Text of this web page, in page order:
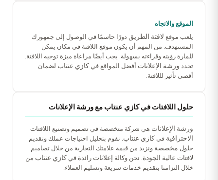
الموقع والاتجاه
يلعب موقع لافتة الطريق دورًا حاسمًا في الوصول إلى جمهورك
المستهدف. من المهم أن يكون موقع اللافتة في مكان يمكن
للمارة رؤيته وقراءته بسهولة. يجب أيضًا مراعاة ميزة توجيه اللافتة.
تحدد ورشة الإعلانات أفضل المواقع في كازي عنتاب لضمان
أقصى تأثير لللافتة.
حلول اللافتات في كازي عنتاب مع ورشة الإعلانات
ورشة الإعلانات هي شركة متخصصة في تصميم وتصنيع اللافتات
الاحترافية في كازي عنتاب. نقوم بتحليل احتياجات عملك وتقديم
حلول مخصصة ونزيد من قيمة علامتك التجارية من خلال تصاميم
لافتات عالية الجودة. نحن وكالة إعلانات رائدة في كازي عنتاب من
خلال التزامنا بتقديم خدمات سريعة وتسليم العملاء.